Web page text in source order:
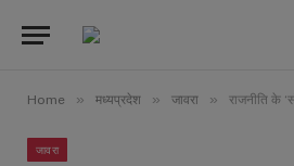
Home » मध्यप्रदेश » जावरा » राजनीति के ‘संत’ डॉ.
जावरा